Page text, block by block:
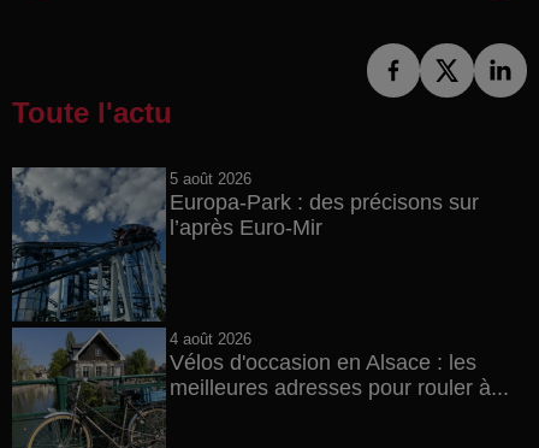
Toute l'actu
5 août 2026
Europa-Park : des précisons sur
l’après Euro-Mir
4 août 2026
Vélos d'occasion en Alsace : les
meilleures adresses pour rouler à...